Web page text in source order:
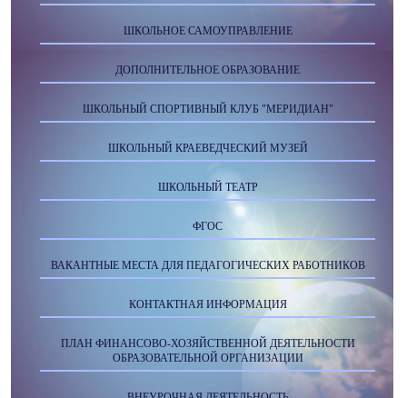
ШКОЛЬНОЕ САМОУПРАВЛЕНИЕ
ДОПОЛНИТЕЛЬНОЕ ОБРАЗОВАНИЕ
ШКОЛЬНЫЙ СПОРТИВНЫЙ КЛУБ "МЕРИДИАН"
ШКОЛЬНЫЙ КРАЕВЕДЧЕСКИЙ МУЗЕЙ
ШКОЛЬНЫЙ ТЕАТР
ФГОС
ВАКАНТНЫЕ МЕСТА ДЛЯ ПЕДАГОГИЧЕСКИХ РАБОТНИКОВ
КОНТАКТНАЯ ИНФОРМАЦИЯ
ПЛАН ФИНАНСОВО-ХОЗЯЙСТВЕННОЙ ДЕЯТЕЛЬНОСТИ
ОБРАЗОВАТЕЛЬНОЙ ОРГАНИЗАЦИИ